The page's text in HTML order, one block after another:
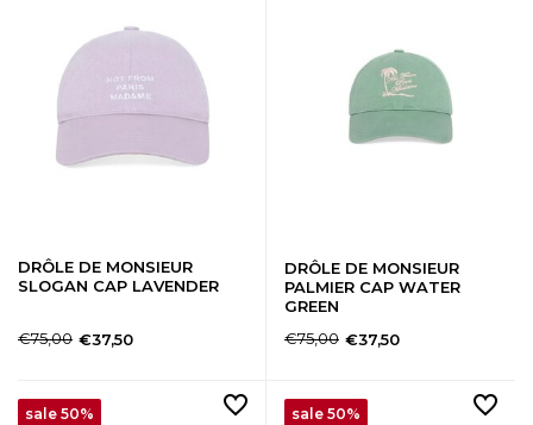
DRÔLE DE MONSIEUR
SLOGAN CAP LAVENDER
€75,00 €37,50
DRÔLE DE MONSIEUR
PALMIER CAP WATER
GREEN
€75,00 €37,50
sale 50% sale 50%